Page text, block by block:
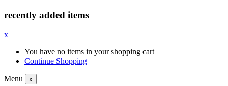
recently added items
x
You have no items in your shopping cart
Continue Shopping
Menu x